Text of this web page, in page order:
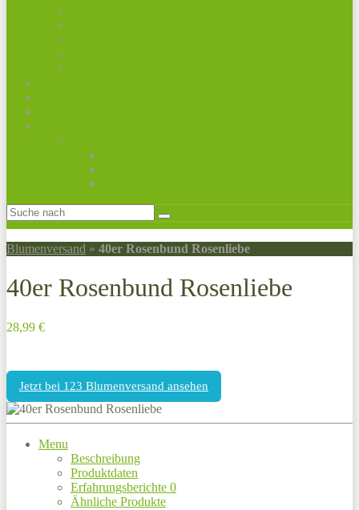
Blumenversand » 40er Rosenbund Rosenliebe
40er Rosenbund Rosenliebe
28,99 €
Jetzt bei 123 Blumenversand ansehen
Menu
Beschreibung
Produktdaten
Erfahrungsberichte 0
Ähnliche Produkte